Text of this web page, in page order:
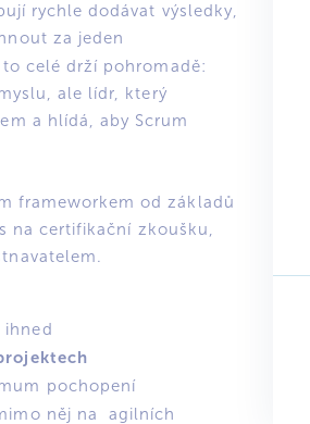
rychle dodávat výsledky,
za jeden
to celé drží pohromadě:
ale lídr, který
a hlídá, aby Scrum
frameworkem od základů
na certifikační zkoušku,
pochopení
něj na agilních